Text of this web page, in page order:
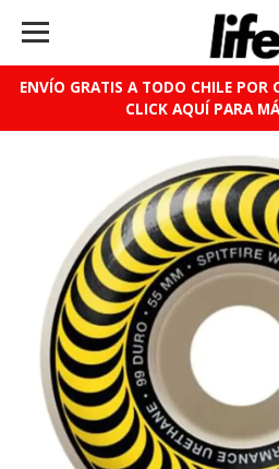
ENVÍO GRATIS A TODO CHILE POR
CLICK AQUÍ PARA